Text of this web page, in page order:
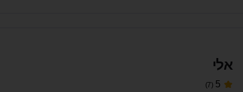
אלי
5
(7)